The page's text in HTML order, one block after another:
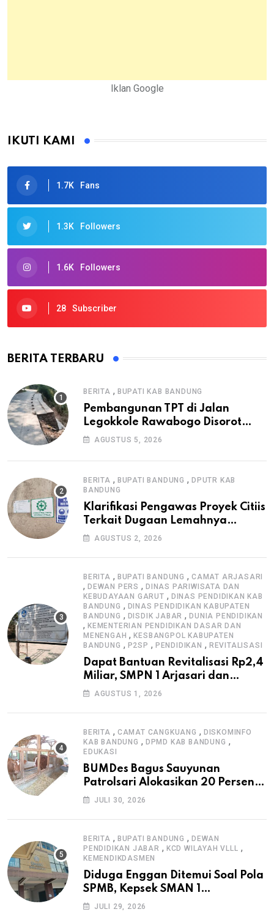
Iklan Google
IKUTI KAMI
1.7K Fans
1.3K Followers
1.6K Followers
28 Subscriber
BERITA TERBARU
BERITA , BUPATI KAB BANDUNG
Pembangunan TPT di Jalan
Legokkole Rawabogo Disorot
Warga, Selesai Tanpa Papan
AGUSTUS 5, 2026
BERITA , BUPATI BANDUNG ,DPUTR KAB
BANDUNG
Klarifikasi Pengawas Proyek Citiis
Terkait Dugaan Lemahnya
Pengawasan K3
AGUSTUS 2, 2026
BERITA , BUPATI BANDUNG ,CAMAT ARJASARI
, DEWAN PERS , DINAS PARIWISATA DAN
KEBUDAYAAN GARUT , DINAS PENDIDIKAN KAB
BANDUNG , DINAS PENDIDIKAN KABUPATEN
BANDUNG , DISDIK JABAR ,DUNIA PENDIDIKAN
, KEMENTERIAN PENDIDIKAN DASAR DAN
MENENGAH ,KESBANGPOL KABUPATEN
BANDUNG , P2SP , PENDIDIKAN , REVITALISASI
Dapat Bantuan Revitalisasi Rp2,4
Miliar, SMPN 1 Arjasari dan
Masyarakat Sambut Antusias
AGUSTUS 1, 2026
BERITA , CAMAT CANGKUANG , DISKOMINFO
KAB BANDUNG , DPMD KAB BANDUNG ,
EDUKASI
BUMDes Bagus Sauyunan
Patrolsari Alokasikan 20 Persen
Dana Desa untuk Ketahanan
JULI 30, 2026
BERITA , BUPATI BANDUNG ,DEWAN
PENDIDIKAN JABAR , KCD WILAYAH VLLL ,
KEMENDIKDASMEN
Diduga Enggan Ditemui Soal Pola
SPMB, Kepsek SMAN 1
Dayeuhkolot Dikeluhkan Orang
JULI 29, 2026